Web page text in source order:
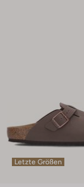
Letzte Größen